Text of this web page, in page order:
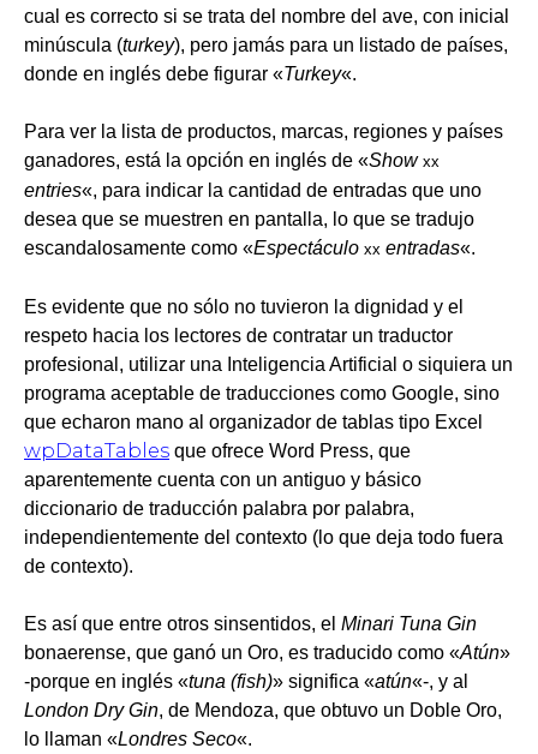
cual es correcto si se trata del nombre del ave, con inicial
minúscula (turkey), pero jamás para un listado de países,
donde en inglés debe figurar «Turkey«.
Para ver la lista de productos, marcas, regiones y países
ganadores, está la opción en inglés de «Show xx
entries«, para indicar la cantidad de entradas que uno
desea que se muestren en pantalla, lo que se tradujo
escandalosamente como «Espectáculo xx entradas«.
Es evidente que no sólo no tuvieron la dignidad y el
respeto hacia los lectores de contratar un traductor
profesional, utilizar una Inteligencia Artificial o siquiera un
programa aceptable de traducciones como Google, sino
que echaron mano al organizador de tablas tipo Excel
wpDataTables que ofrece Word Press, que
aparentemente cuenta con un antiguo y básico
diccionario de traducción palabra por palabra,
independientemente del contexto (lo que deja todo fuera
de contexto).
Es así que entre otros sinsentidos, el Minari Tuna Gin
bonaerense, que ganó un Oro, es traducido como «Atún»
-porque en inglés «tuna (fish)» significa «atún«-, y al
London Dry Gin, de Mendoza, que obtuvo un Doble Oro,
lo llaman «Londres Seco«.